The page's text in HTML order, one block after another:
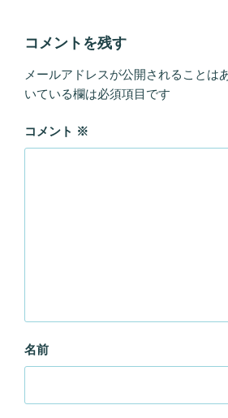
コメントを残す
メールアドレスが公開されることは
いている欄は必須項目です
コメント ※
名前